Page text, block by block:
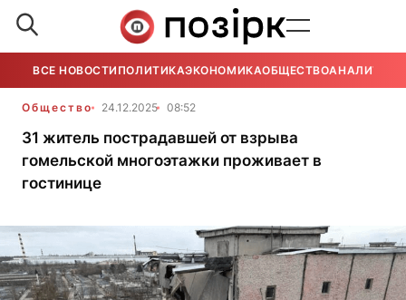
ВСЕ НОВОСТИ ПОЛИТИКАЭКОНОМИКАОБЩЕСТВОАНАЛИТИКА
Общество 24.12.2025 08:52
31 житель пострадавшей от взрыва
гомельской многоэтажки проживает в
гостинице